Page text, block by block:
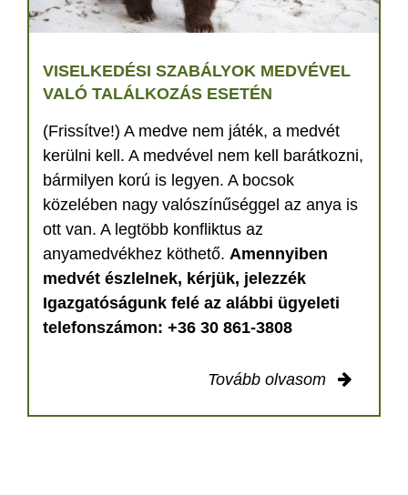
VISELKEDÉSI SZABÁLYOK MEDVÉVEL
VALÓ TALÁLKOZÁS ESETÉN
(Frissítve!) A medve nem játék, a medvét
kerülni kell. A medvével nem kell barátkozni,
bármilyen korú is legyen. A bocsok
közelében nagy valószínűséggel az anya is
ott van. A legtöbb konfliktus az
anyamedvékhez köthető. Amennyiben
medvét észlelnek, kérjük, jelezzék
Igazgatóságunk felé az alábbi ügyeleti
telefonszámon: +36 30 861-3808
Tovább olvasom